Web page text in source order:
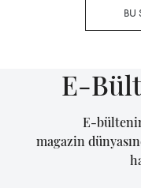
BU
E-
E-
magazin